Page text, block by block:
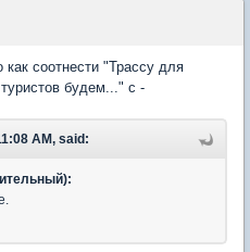
соотнести "Трассу для
будем..." с -
AM, said: